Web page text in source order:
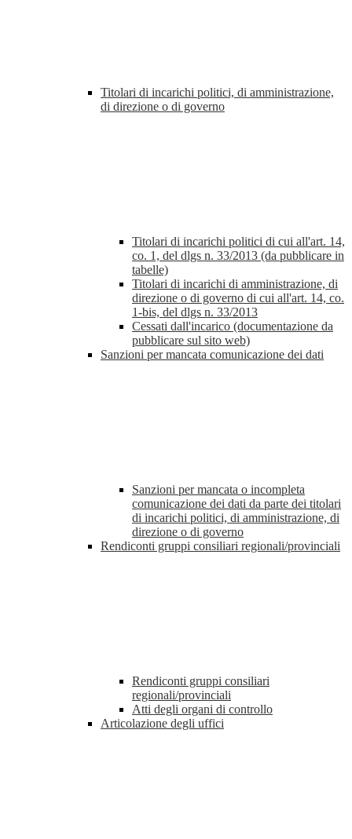
Titolari di incarichi politici, di amministrazione,
di direzione o di governo
Titolari di incarichi politici di cui all'art. 14,
co. 1, del dlgs n. 33/2013 (da pubblicare in
tabelle)
Titolari di incarichi di amministrazione, di
direzione o di governo di cui all'art. 14, co.
1-bis, del dlgs n. 33/2013
Cessati dall'incarico (documentazione da
pubblicare sul sito web)
Sanzioni per mancata comunicazione dei dati
Sanzioni per mancata o incompleta
comunicazione dei dati da parte dei titolari
di incarichi politici, di amministrazione, di
direzione o di governo
Rendiconti gruppi consiliari regionali/provinciali
Rendiconti gruppi consiliari
regionali/provinciali
Atti degli organi di controllo
Articolazione degli uffici